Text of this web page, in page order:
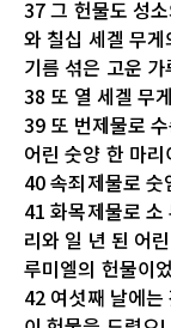
37 그 헌물도 성
와 칠십 세겔 무
기름 섞은 고운
38 또 열 세겔 무
39 또 번제물로
어린 숫양 한 마리
40 속죄제물로 숫
41 화목제물로
리와 일 년 된 어
루미엘의 헌물이
42 여섯째 날에